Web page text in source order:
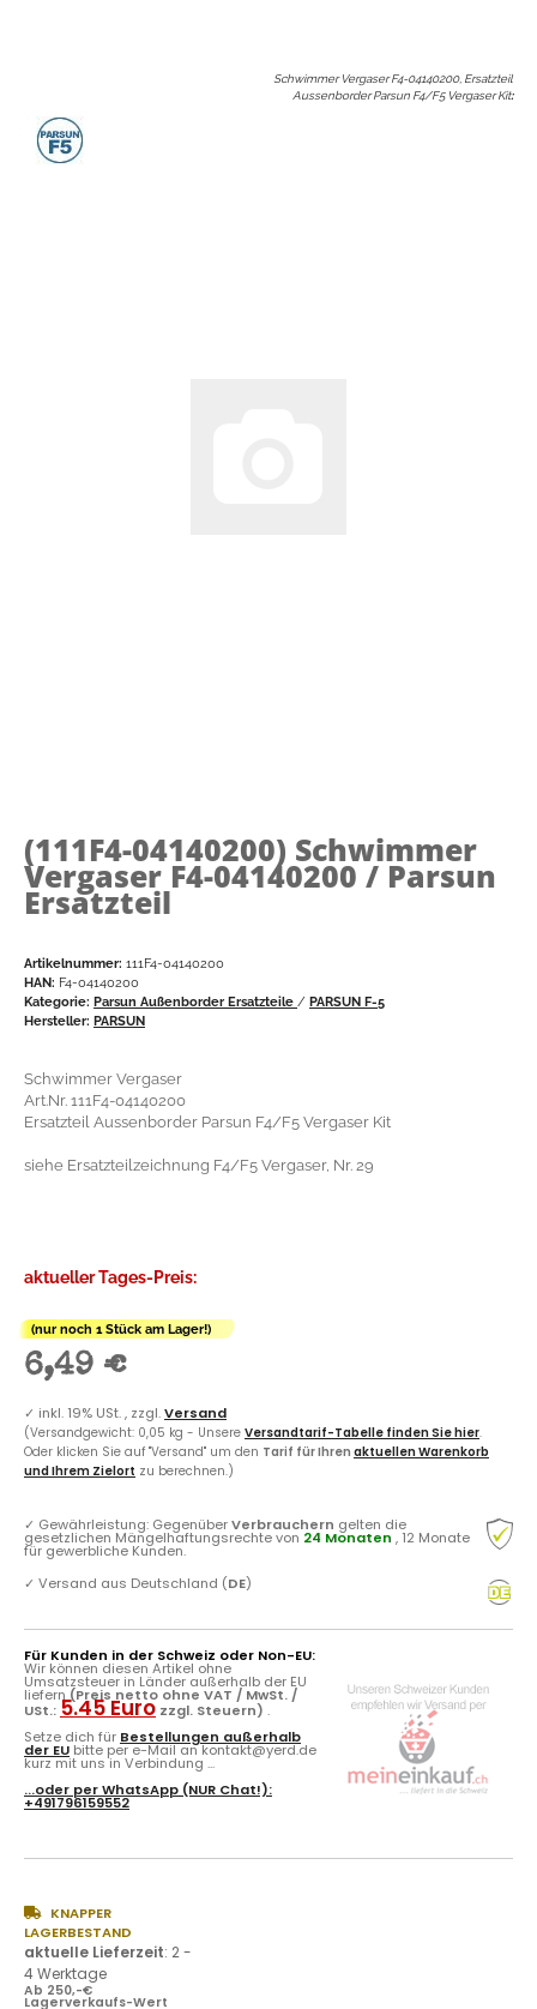
Schwimmer Vergaser F4-04140200, Ersatzteil
Aussenborder Parsun F4/F5 Vergaser Kit:
(111F4-04140200) Schwimmer
Vergaser F4-04140200 / Parsun
Ersatzteil
Artikelnummer: 111F4-04140200
HAN: F4-04140200
Kategorie: Parsun Außenborder Ersatzteile / PARSUN F-5
Hersteller: PARSUN
Schwimmer Vergaser
Art.Nr. 111F4-04140200
Ersatzteil Aussenborder Parsun F4/F5 Vergaser Kit
siehe Ersatzteilzeichnung F4/F5 Vergaser, Nr. 29
aktueller Tages-Preis:
(nur noch 1 Stück am Lager!)
6,49 €
✓ inkl. 19% USt. , zzgl.Versand
(Versandgewicht: 0,05 kg - Unsere Versandtarif-Tabelle finden Sie hier.
Oder klicken Sie auf "Versand" um den Tarif für Ihren aktuellen Warenkorb
und Ihrem Zielort zu berechnen.)
✓ Gewährleistung: GegenüberVerbrauchern gelten die
gesetzlichen Mängelhaftungsrechte von 24 Monaten , 12 Monate
für gewerbliche Kunden.
✓ Versand aus Deutschland (DE)
Für Kunden in der Schweiz oder Non-EU:
Wir können diesen Artikel ohne
Umsatzsteuer in Länder außerhalb der EU
liefern (Preis netto ohne VAT / MwSt. /
USt.: 5.45 Euro zzgl. Steuern) .
Setze dich für Bestellungen außerhalb
der EU bitte per e-Mail an kontakt@yerd.de
kurz mit uns in Verbindung ...
...oder perWhatsApp (NUR Chat!):
+491796159552
KNAPPER
LAGERBESTAND
aktuelle Lieferzeit: 2 -
4 Werktage
Ab 250,-€
Lagerverkaufs-Wert